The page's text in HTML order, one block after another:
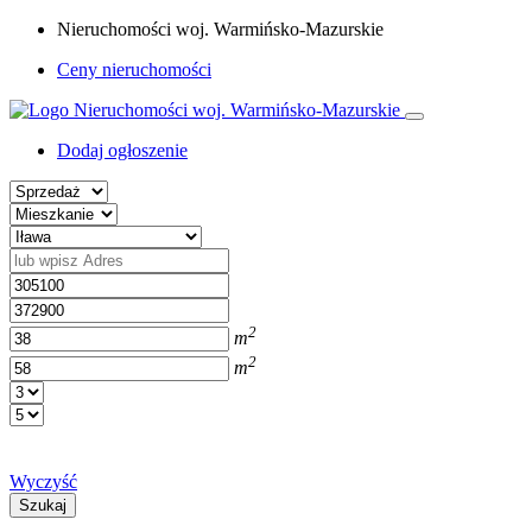
Nieruchomości woj. Warmińsko-Mazurskie
Ceny nieruchomości
Dodaj ogłoszenie
m2
m2
Wyczyść
Szukaj